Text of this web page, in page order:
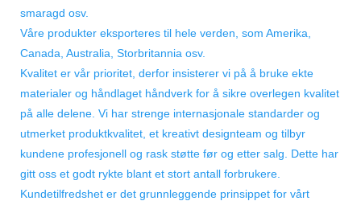
smaragd osv.
Våre produkter eksporteres til hele verden, som Amerika,
Canada, Australia, Storbritannia osv.
Kvalitet er vår prioritet, derfor insisterer vi på å bruke ekte
materialer og håndlaget håndverk for å sikre overlegen kvalitet
på alle delene. Vi har strenge internasjonale standarder og
utmerket produktkvalitet, et kreativt designteam og tilbyr
kundene profesjonell og rask støtte før og etter salg. Dette har
gitt oss et godt rykte blant et stort antall forbrukere.
Kundetilfredshet er det grunnleggende prinsippet for vårt